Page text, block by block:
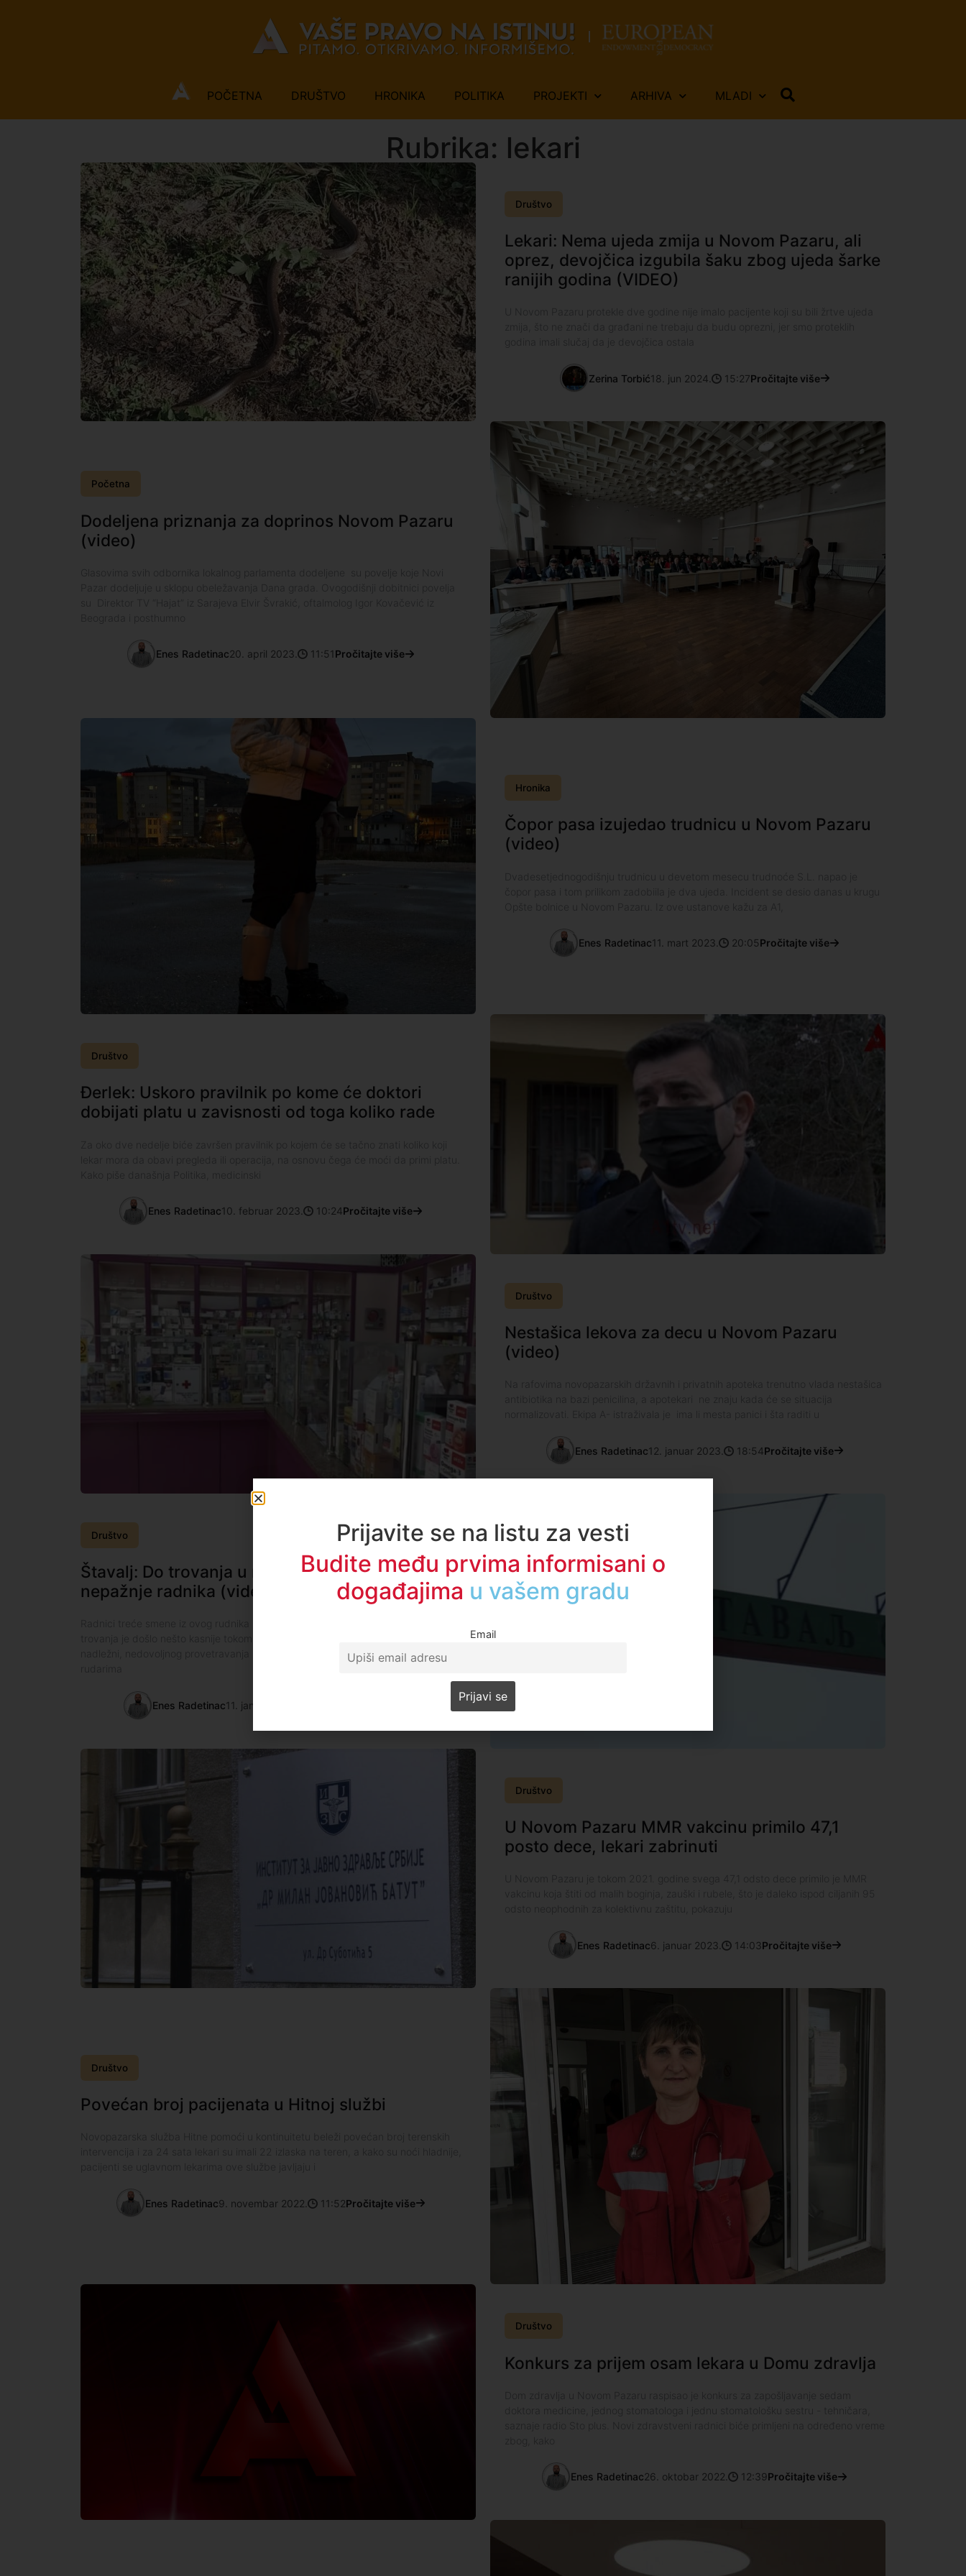
POČETNA DRUŠTVO HRONIKA POLITIKA PROJEKTI ARHIVA MLADI
Rubrika: lekari
Društvo
Lekari: Nema ujeda zmija u Novom Pazaru, ali
oprez, devojčica izgubila šaku zbog ujeda šarke
ranijih godina (VIDEO)
Zerina Torbić18. jun 2024. 15:27Pročitajte više
Početna
Dodeljena priznanja za doprinos Novom Pazaru
(video)
Enes Radetinac20. april 2023. 11:51 Pročitajte više
Hronika
Čopor pasa izujedao trudnicu u Novom Pazaru
(video)
Enes Radetinac11. mart 2023. 20:05Pročitajte više
Društvo
Đerlek: Uskoro pravilnik po kome će doktori
dobijati platu u zavisnosti od toga koliko rade
Enes Radetinac10. februar 2023. 10:24Pročitajte više
Društvo
Nestašica lekova za decu u Novom Pazaru
(video)
Enes Radetinac12. januar 2023. 18:54Pročitajte više
Društvo
Štavalj: Do trovanja u rudniku je došlo zbog
nepažnje radnika (video)
nadležni, nedovoljnog provetravanja prostorija. Zaposleni Doma zdravlja u Sjenici
Enes Radetinac11. januar 2023.
Društvo
U Novom Pazaru MMR vakcinu primilo 47,1
posto dece, lekari zabrinuti
Enes Radetinac6. januar 2023. 14:03Pročitajte više
Društvo
Povećan broj pacijenata u Hitnoj službi
Enes Radetinac9. novembar 2022. 11:52Pročitajte više
Društvo
Konkurs za prijem osam lekara u Domu zdravlja
Enes Radetinac26. oktobar 2022. 12:39Pročitajte više
Prijavite se na listu za vesti
Budite među prvima informisani o
događajima u regionu
Email